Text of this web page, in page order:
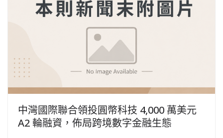
中灣國際聯合領投圓幣科技 4,000 萬美元
A2 輪融資，佈局跨境數字金融生態